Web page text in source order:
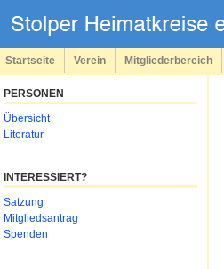
überspringen
Startseite Verein Mitgliederbereich
PERSONEN
Navigation
überspringen
Übersicht
Literatur
INTERESSIERT?
Navigation
überspringen
Satzung
Mitgliedsantrag
Spenden